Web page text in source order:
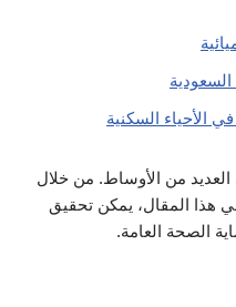
الأحياء السكنية
من الأوساط. من خلال
هذا المقال، يمكن تحقيق
الصحة العامة.